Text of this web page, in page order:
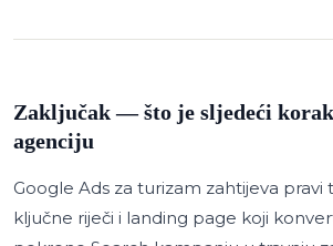
Zaključak — što je sljedeći korak
agenciju
Google Ads za turizam zahtijeva pravi
ključne riječi i landing page koji